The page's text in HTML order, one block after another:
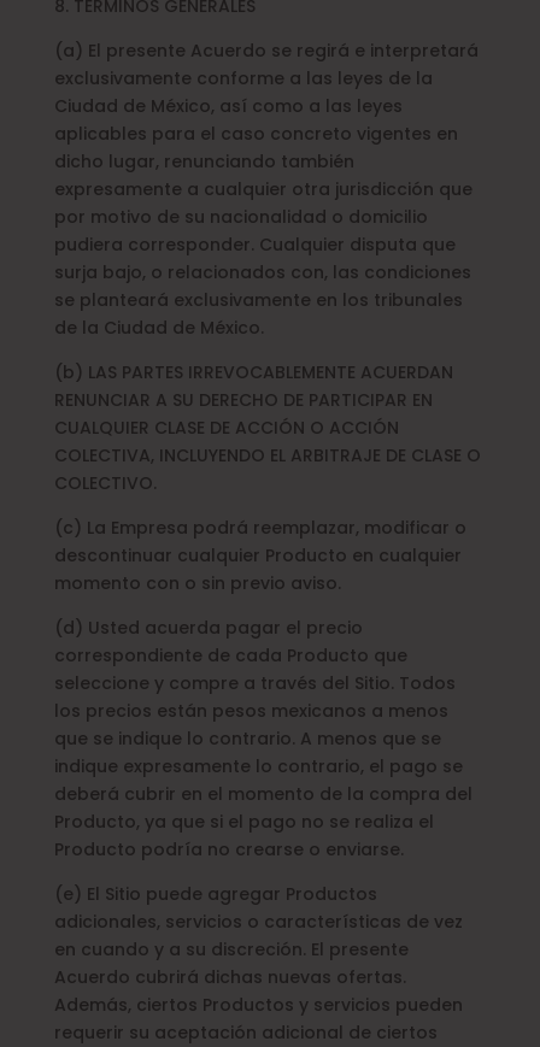
8. TÉRMINOS GENERALES
(a) El presente Acuerdo se regirá e interpretará
exclusivamente conforme a las leyes de la
Ciudad de México, así como a las leyes
aplicables para el caso concreto vigentes en
dicho lugar, renunciando también
expresamente a cualquier otra jurisdicción que
por motivo de su nacionalidad o domicilio
pudiera corresponder. Cualquier disputa que
surja bajo, o relacionados con, las condiciones
se planteará exclusivamente en los tribunales
de la Ciudad de México.
(b) LAS PARTES IRREVOCABLEMENTE ACUERDAN
RENUNCIAR A SU DERECHO DE PARTICIPAR EN
CUALQUIER CLASE DE ACCIÓN O ACCIÓN
COLECTIVA, INCLUYENDO EL ARBITRAJE DE CLASE O
COLECTIVO.
(c) La Empresa podrá reemplazar, modificar o
descontinuar cualquier Producto en cualquier
momento con o sin previo aviso.
(d) Usted acuerda pagar el precio
correspondiente de cada Producto que
seleccione y compre a través del Sitio. Todos
los precios están pesos mexicanos a menos
que se indique lo contrario. A menos que se
indique expresamente lo contrario, el pago se
deberá cubrir en el momento de la compra del
Producto, ya que si el pago no se realiza el
Producto podría no crearse o enviarse.
(e) El Sitio puede agregar Productos
adicionales, servicios o características de vez
en cuando y a su discreción. El presente
Acuerdo cubrirá dichas nuevas ofertas.
Además, ciertos Productos y servicios pueden
requerir su aceptación adicional de ciertos